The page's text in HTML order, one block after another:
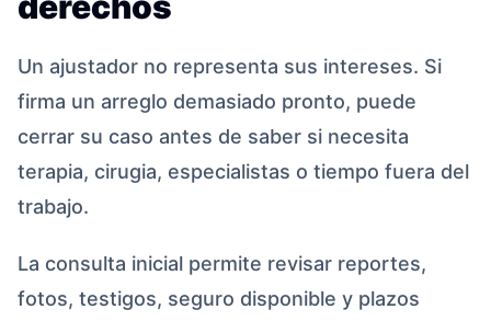
Un ajustador no representa sus intereses. Si
firma un arreglo demasiado pronto, puede
cerrar su caso antes de saber si necesita
terapia, cirugia, especialistas o tiempo fuera del
trabajo.
La consulta inicial permite revisar reportes,
fotos, testigos, seguro disponible y plazos